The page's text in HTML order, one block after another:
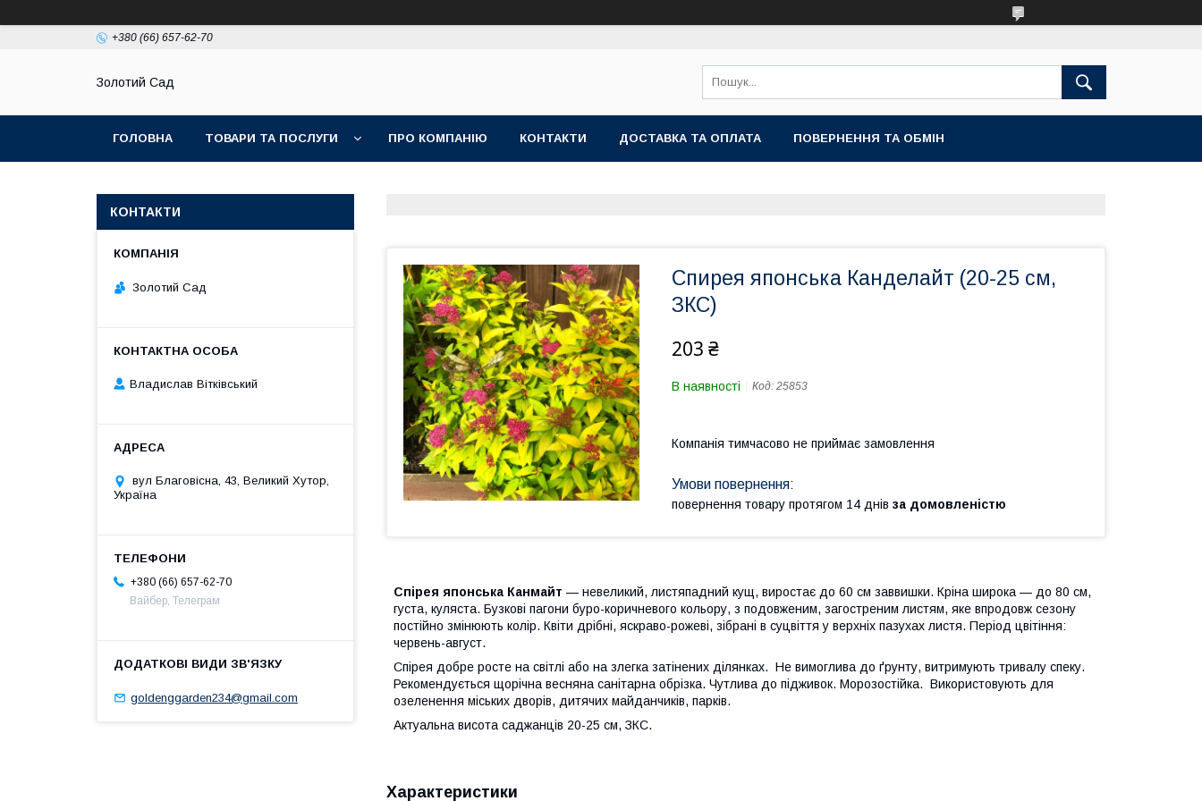
+380 (66) 657-62-70
Золотий Сад
ГОЛОВНА ТОВАРИ ТА ПОСЛУГИ ПРО КОМПАНІЮ КОНТАКТИ ДОСТАВКА ТА ОПЛАТА ПОВЕРНЕННЯ ТА ОБМІН
Спирея японська Канделайт (20-25 см,
ЗКС)
203 ₴
В наявності Код: 25853
Компанія тимчасово не приймає замовлення
повернення товару протягом 14 днів за домовленістю
Спірея японська Канмайт — невеликий, листяпадний кущ, виростає до 60 см заввишки. Кріна широка — до 80 см,
густа, куляста. Бузкові пагони буро-коричневого кольору, з подовженим, загостреним листям, яке впродовж сезону
постійно змінюють колір. Квіти дрібні, яскраво-рожеві, зібрані в суцвіття у верхніх пазухах листя. Період цвітіння:
червень-август.
Спірея добре росте на світлі або на злегка затінених ділянках. Не вимоглива до ґрунту, витримують тривалу спеку.
Рекомендується щорічна весняна санітарна обрізка. Чутлива до підживок. Морозостійка. Використовують для
озеленення міських дворів, дитячих майданчиків, парків.
Актуальна висота саджанців 20-25 см, ЗКС.
Характеристики
КОНТАКТИ
Золотий Сад
Владислав Вітківський
вул Благовісна, 43, Великий Хутор,
Україна
+380 (66) 657-62-70
Вайбер, Телеграм
goldenggarden234@gmail.com